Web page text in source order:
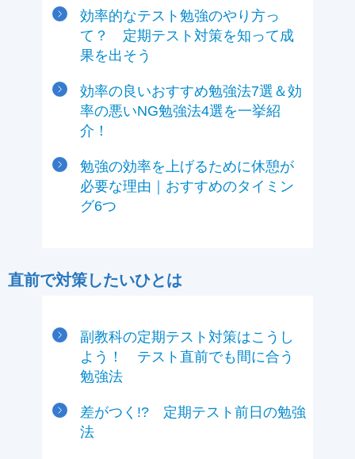
効率的なテスト勉強のやり方っ
て？ 定期テスト対策を知って成
果を出そう
効率の良いおすすめ勉強法7選＆効
率の悪いNG勉強法4選を一挙紹
介！
勉強の効率を上げるために休憩が
必要な理由｜おすすめのタイミン
グ6つ
直前で対策したいひとは
副教科の定期テスト対策はこうし
よう！ テスト直前でも間に合う
勉強法
差がつく!? 定期テスト前日の勉強
法